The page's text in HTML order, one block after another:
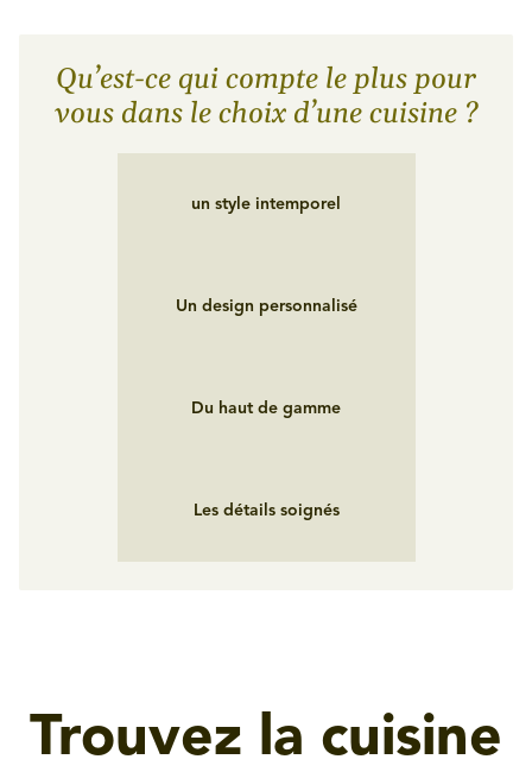
Qu’est-ce qui compte le plus pour
vous dans le choix d’une cuisine ?
un style intemporel
Un design personnalisé
Du haut de gamme
Les détails soignés
Trouvez la cuisine